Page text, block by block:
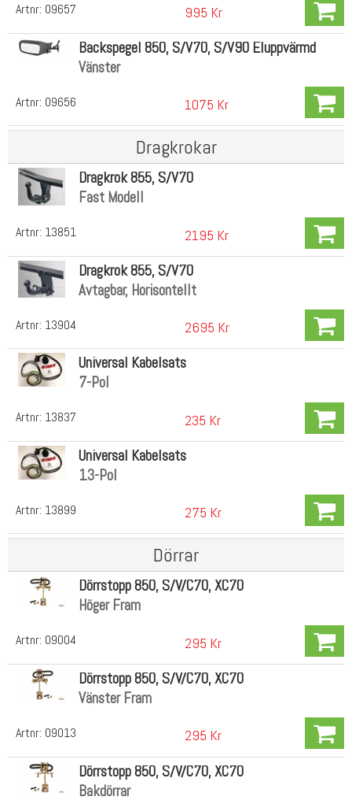
Artnr: 09657 995 Kr
Artnr: 09656
Backspegel 850, S/V70, S/V90 Eluppvärmd
Vänster
1075 Kr
Dragkrokar
Artnr: 13851
Dragkrok 855, S/V70
Fast Modell
2195 Kr
Artnr: 13904
Dragkrok 855, S/V70
Avtagbar, Horisontellt
2695 Kr
Artnr: 13837
Universal Kabelsats
7-Pol
235 Kr
Artnr: 13899
Universal Kabelsats
13-Pol
275 Kr
Dörrar
Artnr: 09004
Dörrstopp 850, S/V/C70, XC70
Höger Fram
295 Kr
Artnr: 09013
Dörrstopp 850, S/V/C70, XC70
Vänster Fram
295 Kr
Dörrstopp 850, S/V/C70, XC70
Bakdörrar